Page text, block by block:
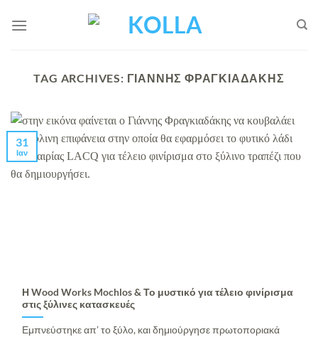
στο
TAG ARCHIVES: ΓΙΆΝΝΗΣ ΦΡΑΓΚΙΑΔΆΚΗΣ
Η Wood Works Mochlos & Το μυστικό για τέλειο φινίρισμα
στις ξύλινες κατασκευές
Εμπνεύστηκε απ’ το ξύλο, και δημιούργησε πρωτοποριακά
31
Ιαν